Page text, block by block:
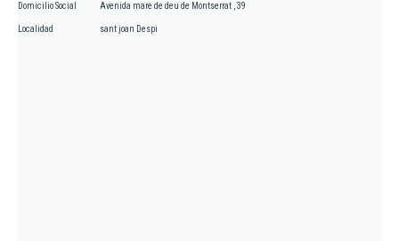
Domicilio Social Avenida mare de deu de Montserrat , 39
Localidad sant joan Despi